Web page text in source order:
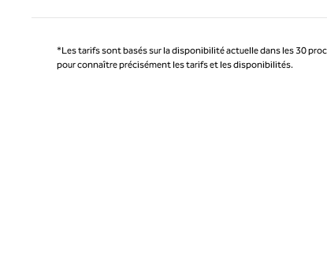
*Les tarifs sont basés sur la disponibilité actuelle dans les 30
pour connaître précisément les tarifs et les disponibilités.